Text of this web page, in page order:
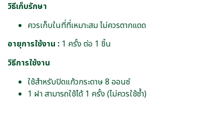
วิธีเก็บรักษา
ควรเก็บในที่ที่เหมาะสม ไม่ควรตากแดด
อายุการใช้งาน : 1 ครั้ง ต่อ 1 ชิ้น
วิธีการใช้งาน
ใช้สำหรับปิดแก้วกระดาษ 8 ออนซ์
1 ฝา สามารถใช้ได้ 1 ครั้ง (ไม่ควรใช้ซ้ำ)